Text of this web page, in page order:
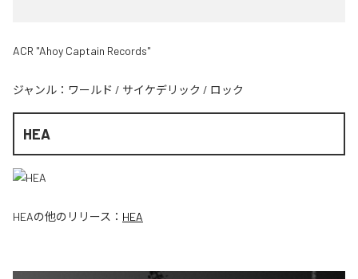
ACR "Ahoy Captain Records"
ジャンル： ワールド / サイケデリック / ロック
HEA
HEAの他のリリース： HEA